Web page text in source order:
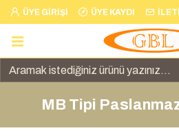
ÜYE GIRIŞI ÜYE KAYDI
MB Tipi